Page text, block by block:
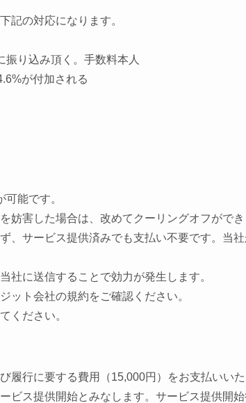
記の対応になります。
り込み頂く。手数料本人
が付加される
能です。
妨害した場合は、改めてクーリングオフがで
、サービス提供済みでも支払い不要です。当
社に送信することで効力が発生します。
ット会社の規約をご確認ください。
ください。
履行に要する費用（15,000円）をお支払いいた
ビス提供開始とみなします。 サービス提供開始